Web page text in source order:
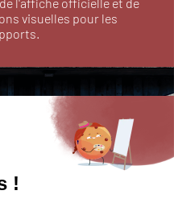
visuelles pour les